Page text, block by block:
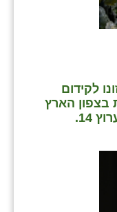
לקידום
בצפון הארץ
14.